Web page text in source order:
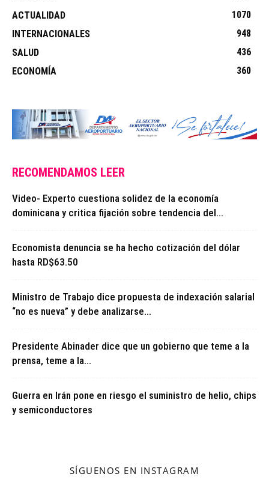
ACTUALIDAD
1070
INTERNACIONALES
948
SALUD
436
ECONOMÍA
360
RECOMENDAMOS LEER
Video- Experto cuestiona solidez de la economía
dominicana y critica fijación sobre tendencia del...
Economista denuncia se ha hecho cotización del dólar
hasta RD$63.50
Ministro de Trabajo dice propuesta de indexación salarial
“no es nueva” y debe analizarse...
Presidente Abinader dice que un gobierno que teme a la
prensa, teme a la...
Guerra en Irán pone en riesgo el suministro de helio, chips
y semiconductores
SÍGUENOS EN INSTAGRAM